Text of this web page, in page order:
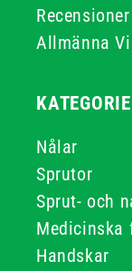
Recensioner
Allmänna
Nålar
Sprutor
Sprut- och
Medicinska
Handskar